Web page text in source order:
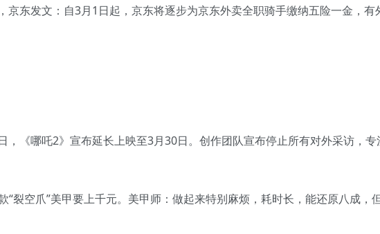
京东发文：自3月1日起，京东将逐步为京东外卖全职骑手缴纳五险一金，有
，《哪吒2》宣布延长上映至3月30日。创作团队宣布停止所有对外采访，专
“裂空爪”美甲要上千元。美甲师：做起来特别麻烦，耗时长，能还原八成，